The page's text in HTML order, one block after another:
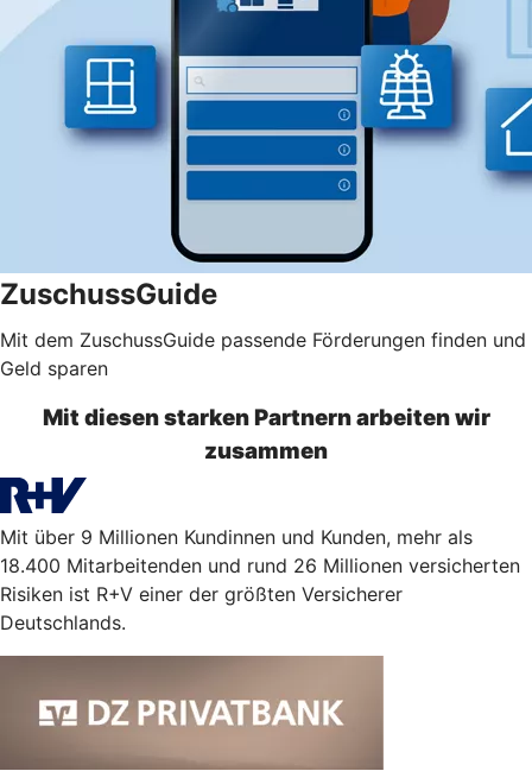
ZuschussGuide
Mit dem ZuschussGuide passende Förderungen finden und
Geld sparen
Mit diesen starken Partnern arbeiten wir
zusammen
Mit über 9 Millionen Kundinnen und Kunden, mehr als
18.400 Mitarbeitenden und rund 26 Millionen versicherten
Risiken ist R+V einer der größten Versicherer
Deutschlands.